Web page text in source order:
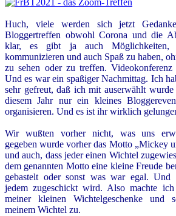
Huch, viele werden sich jetzt
Bloggertreffen obwohl Corona und die
klar, es gibt ja auch
kommunizieren und auch Spaß zu haben,
zu sehen oder zu treffen.
Und es war ein spaßiger Nachmittag. Ich
sehr gefreut, daß ich mit auserwählt wurde
diesem Jahr nur ein kleines
organisieren. Und es ist ihr wirklich
Wir wußten vorher nicht, was uns
gegeben wurde vorher das Motto „Mickey
und auch, dass jeder einen Wichtel
dem genannten Motto eine kleine Freude
gebastelt oder sonst was war egal. Und
jedem zugeschickt wird. Also machte
meiner kleinen Wichtelgeschenke und
meinem Wichtel zu.